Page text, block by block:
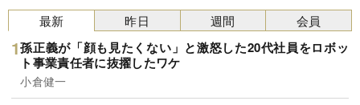
最新
孫正義が「顔も見たくない」と激怒した20代社員をロボッ
ト事業責任者に抜擢したワケ
小倉健一
昨日 週間 会員